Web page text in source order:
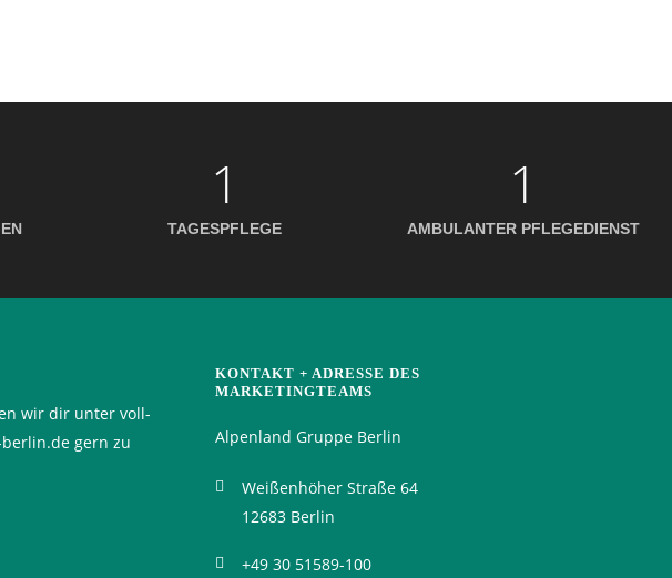
1
TAGESPFLEGE
1
AMBULANTER PFLEGEDIENST
wir dir unter voll-
gern zu
KONTAKT + ADRESSE DES
MARKETINGTEAMS
Alpenland Gruppe Berlin
Weißenhöher Straße 64
12683 Berlin
+49 30 51589-100